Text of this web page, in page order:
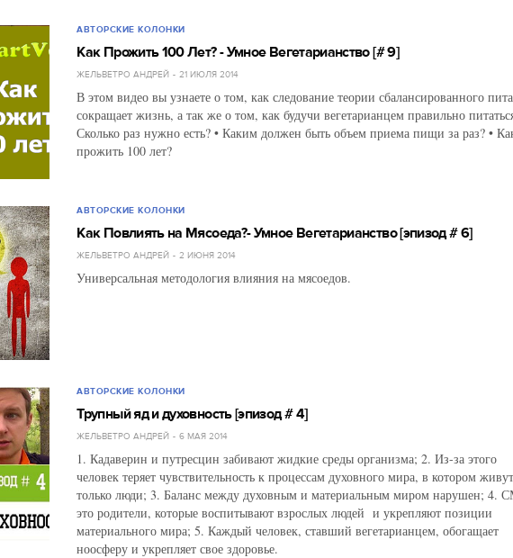
АВТОРСКИЕ КОЛОНКИ
Как Прожить 100 Лет? - Умное Вегетарианство [# 9]
ЖЕЛЬВЕТРО АНДРЕЙ 21 ИЮЛЯ 2014
В этом видео вы узнаете о том, как следование теории сбалансированного
сокращает жизнь, а так же о том, как будучи вегетарианцем правильно
Сколько раз нужно есть? • Каким должен быть объем приема пищи за раз? •
прожить 100 лет?
АВТОРСКИЕ КОЛОНКИ
Как Повлиять на Мясоеда?- Умное Вегетарианство [эпизод # 6]
ЖЕЛЬВЕТРО АНДРЕЙ 2 ИЮНЯ 2014
Универсальная методология влияния на мясоедов.
АВТОРСКИЕ КОЛОНКИ
Трупный яд и духовность [эпизод # 4]
ЖЕЛЬВЕТРО АНДРЕЙ 6 МАЯ 2014
1. Кадаверин и путресцин забивают жидкие среды организма; 2. Из-за этого
человек теряет чувствительность к процессам духовного мира, в котором живут
только люди; 3. Баланс между духовным и материальным миром нарушен; 4.
это родители, которые воспитывают взрослых людей и укрепляют позиции
материального мира; 5. Каждый человек, ставший вегетарианцем, обогащает
ноосферу и укрепляет свое здоровье.